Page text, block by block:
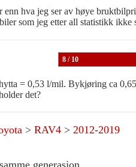
enn hva jeg ser av høye
som jeg etter all statistikk ikke
8 / 10
= 0,53 l/mil. Bykjøring ca
det?
> RAV4 > 2012-2019
generasjon